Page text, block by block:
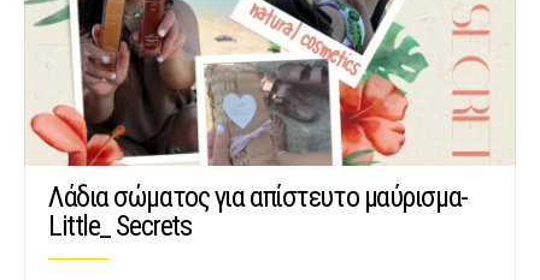
Λάδια σώματος για απίστευτο μαύρισμα-
Little_ Secrets